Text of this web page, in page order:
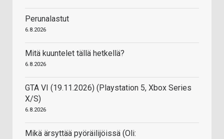
Perunalastut
6.8.2026
Mitä kuuntelet tällä hetkellä?
6.8.2026
GTA VI (19.11.2026) (Playstation 5, Xbox Series
X/S)
6.8.2026
Mikä ärsyttää pyöräilijöissä (Oli: